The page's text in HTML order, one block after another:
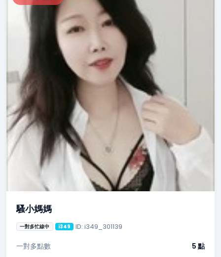
騷小媽媽
一對多忙線中 i349 ID: i349_301139
一對多點數 5 點